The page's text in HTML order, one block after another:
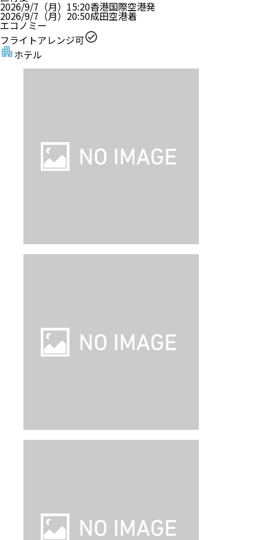
2026/9/7（月） 15:20香港国際空港発
2026/9/7（月） 20:50成田空港着
エコノミー
フライトアレンジ可
ホテル